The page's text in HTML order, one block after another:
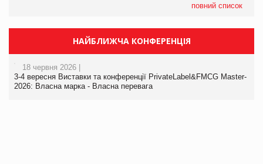
повний список
НАЙБЛИЖЧА КОНФЕРЕНЦІЯ
18 червня 2026 |
3-4 вересня Виставки та конференції PrivateLabel&FMCG Master-
2026: Власна марка - Власна перевага